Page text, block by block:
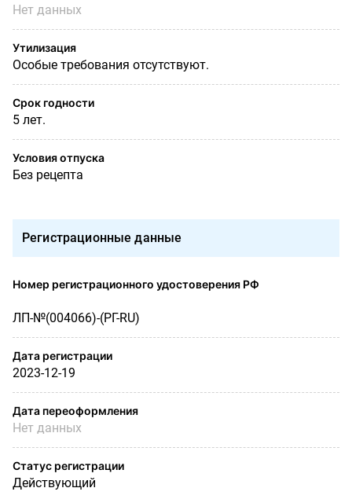
Нет данных
Утилизация
Особые требования отсутствуют.
Срок годности
5 лет.
Условия отпуска
Без рецепта
Регистрационные данные
Номер регистрационного удостоверения РФ
ЛП-№(004066)-(РГ-RU)
Дата регистрации
2023-12-19
Дата переоформления
Нет данных
Статус регистрации
Действующий